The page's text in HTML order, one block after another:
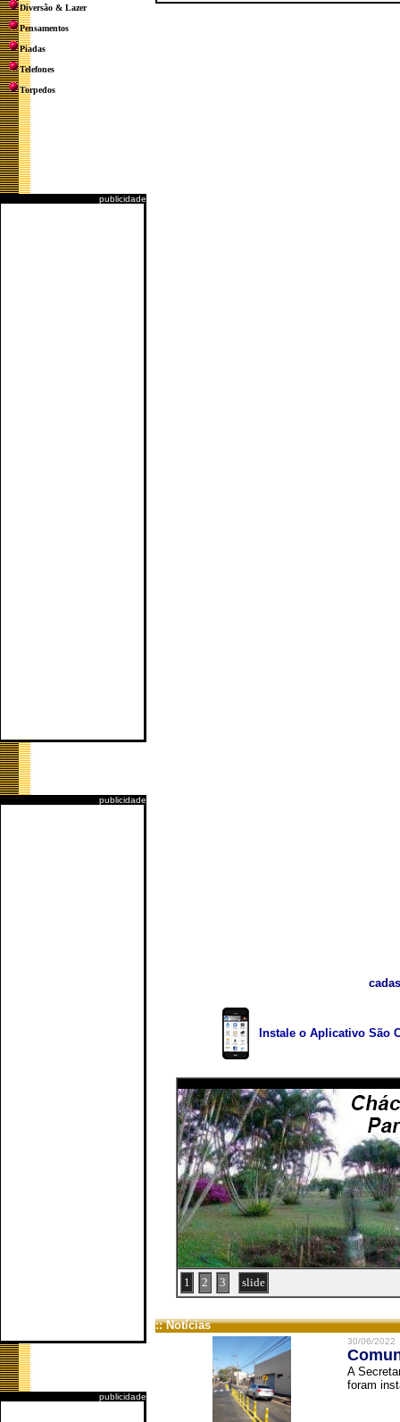
Diversão & Lazer
Pensamentos
Piadas
Telefones
Torpedos
publicidade
publicidade
publicidade
Instale o Aplicativo São
1 2 3 slide
:: Notícias
30/06/2022
A
foram